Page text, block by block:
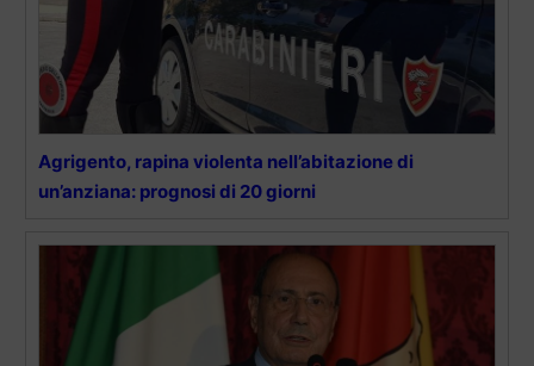
Agrigento, rapina violenta nell’abitazione di
un’anziana: prognosi di 20 giorni